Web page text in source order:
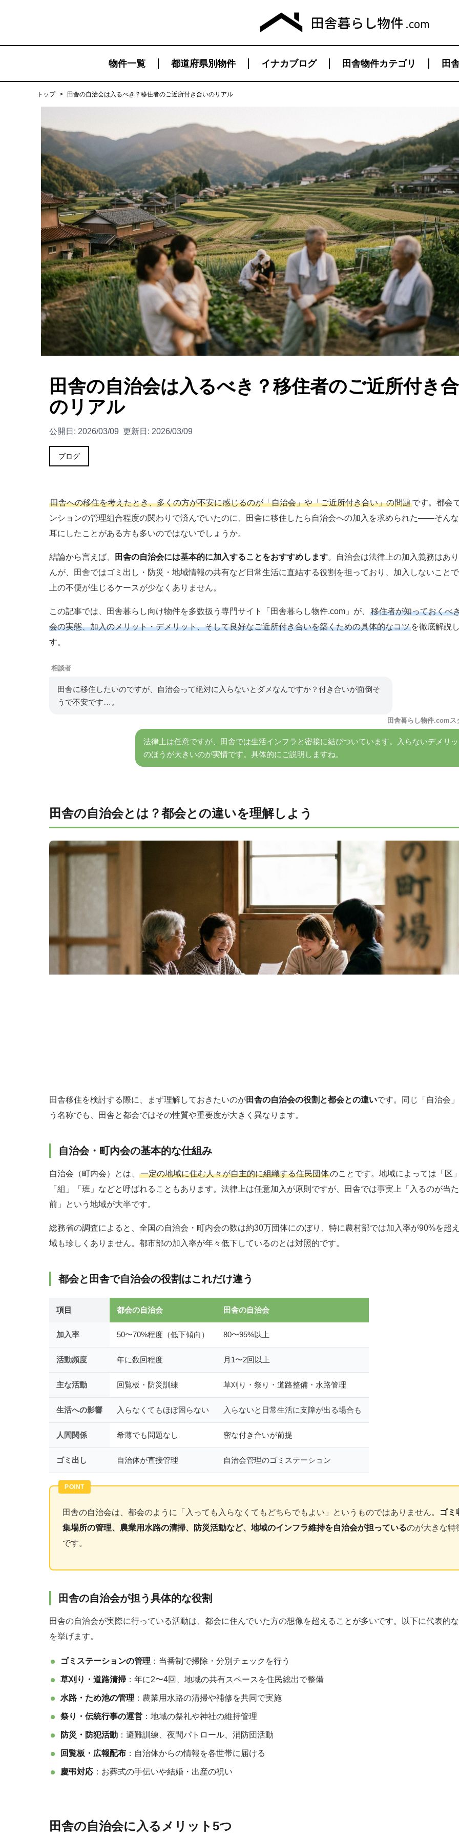
物件一覧 都道府県別物件 イナカブログ 田舎物件カテゴリ 田
トップ > 田舎の自治会は入るべき？移住者のご近所付き合いのリアル
田舎の自治会は入るべき？移住者のご近所付き
のリアル
公開日: 2026/03/09 更新日: 2026/03/09
ブログ
田舎への移住を考えたとき、多くの方が不安に感じるのが「自治会」や「ご近所付き合い」の問題です。都会
ンションの管理組合程度の関わりで済んでいたのに、田舎に移住したら自治会への加入を求められた――そん
耳にしたことがある方も多いのではないでしょうか。
結論から言えば、 田舎の自治会には基本的に加入することをおすすめします。自治会は法律上の加入義務はあ
んが、田舎ではゴミ出し・防災・地域情報の共有など日常生活に直結する役割を担っており、加入しないこと
上の不便が生じるケースが少なくありません。
この記事では、田舎暮らし向け物件を多数扱う専門サイト「田舎暮らし物件.com」が、
移住者が知っておくべ
会の実態、加入のメリット・デメリット、そして良好なご近所付き合いを築くための具体的なコツ を徹底解説
す。
相談者
田舎に移住したいのですが、自治会って絶対に入らないとダメなんですか？付き合いが面倒そ
うで不安です…。
田舎暮らし物件.comス
法律上は任意ですが、田舎では生活インフラと密接に結びついています。入らないデメリ
のほうが大きいのが実情です。具体的にご説明しますね。
田舎の自治会とは？都会との違いを理解しよう
田舎移住を検討する際に、まず理解しておきたいのが田舎の自治会の役割と都会との違いです。同じ「自治会
う名称でも、田舎と都会ではその性質や重要度が大きく異なります。
自治会・町内会の基本的な仕組み
自治会（町内会）とは、 一定の地域に住む人々が自主的に組織する住民団体のことです。地域によっては「区
「組」「班」などと呼ばれることもあります。法律上は任意加入が原則ですが、田舎では事実上「入るのが当
前」という地域が大半です。
総務省の調査によると、全国の自治会・町内会の数は約30万団体にのぼり、特に農村部では加入率が90%を超
域も珍しくありません。都市部の加入率が年々低下しているのとは対照的です。
都会と田舎で自治会の役割はこれだけ違う
項目 都会の自治会 田舎の自治会
加入率 50〜70%程度（低下傾向） 80〜95%以上
活動頻度 年に数回程度 月1〜2回以上
主な活動 回覧板・防災訓練 草刈り・祭り・道路整備・水路管理
生活への影響 入らなくてもほぼ困らない 入らないと日常生活に支障が出る場合も
人間関係 希薄でも問題なし 密な付き合いが前提
ゴミ出し 自治体が直接管理 自治会管理のゴミステーション
田舎の自治会は、都会のように「入っても入らなくてもどちらでもよい」というものではありません。
ゴミ
集場所の管理、農業用水路の清掃、防災活動など、地域のインフラ維持を自治会が担っているのが大きな特
です。
田舎の自治会が担う具体的な役割
田舎の自治会が実際に行っている活動は、都会に住んでいた方の想像を超えることが多いです。以下に代表的
を挙げます。
ゴミステーションの管理 ：当番制で掃除・分別チェックを行う
草刈り・道路清掃 ：年に2〜4回、地域の共有スペースを住民総出で整備
水路・ため池の管理 ：農業用水路の清掃や補修を共同で実施
祭り・伝統行事の運営 ：地域の祭礼や神社の維持管理
防災・防犯活動 ：避難訓練、夜間パトロール、消防団活動
回覧板・広報配布 ：自治体からの情報を各世帯に届ける
慶弔対応 ：お葬式の手伝いや結婚・出産の祝い
田舎の自治会に入るメリット5つ